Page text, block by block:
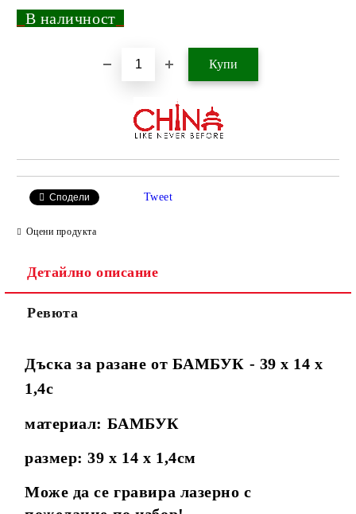
В наличност
Сподели Tweet
Оцени продукта
Детайлно описание
Ревюта
Дъска за разане от БАМБУК - 39 х 14 х
1,4с
материал: БАМБУК
размер: 39 х 14 х 1,4см
Може да се гравира лазерно с